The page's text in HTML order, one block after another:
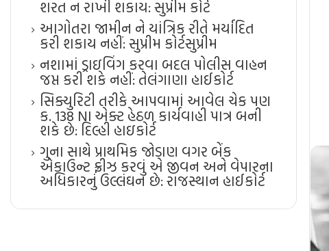
શરત ન રાખી શકાય: સુપ્રીમ કોર્ટ
આગોતરા જામીન ને યાંત્રિક રીતે મર્યાદિત
કરી શકાય નહીં: સુપ્રીમ કોર્ટ​સુપ્રીમ
નશામાં ડ્રાઇવિંગ કરવા બદલ પોલીસ વાહન
જપ્ત કરી શકે નહીં: તેલંગાણા હાઈકોર્ટ
સિક્યુરિટી તરીકે આપવામાં આવેલ ચેક પણ
ક. 138 NI એક્ટ હેઠળ કાર્યવાહી પાત્ર બની
શકે છે: દિલ્હી હાઇકોર્ટ
ગુના સાથે પ્રાથમિક જોડાણ વગર બેંક
એકાઉન્ટ ફ્રીઝ કરવું એ જીવન અને વેપારના
અધિકારનું ઉલ્લંઘન છે: રાજસ્થાન હાઈકોર્ટ